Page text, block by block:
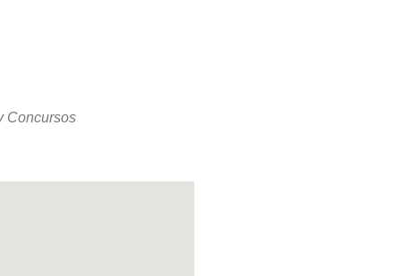
Concursos